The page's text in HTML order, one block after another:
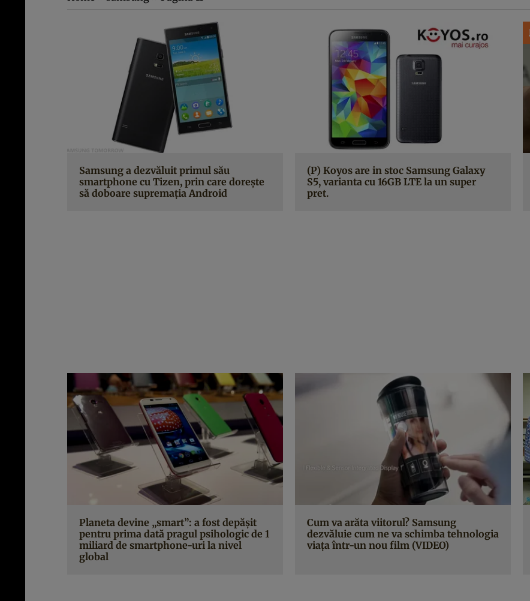
Samsung a dezvăluit primul său
smartphone cu Tizen, prin care doreşte
să doboare supremaţia Android
(P) Koyos are in stoc Samsung Galaxy
S5, varianta cu 16GB LTE la un super
pret.
Planeta devine „smart”: a fost depăşit
pentru prima dată pragul psihologic de 1
miliard de smartphone-uri la nivel
global
Cum va arăta viitorul? Samsung
dezvăluie cum ne va schimba tehnologia
viaţa într-un nou film (VIDEO)